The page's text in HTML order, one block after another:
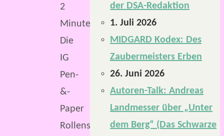
2
Minuten
Die
IG
Pen-
&-
Paper
Rollenspiel
der DSA-Redaktion
1. Juli 2026
MIDGARD Kodex: Des
Zaubermeisters Erben
26. Juni 2026
Autoren-Talk: Andreas
Landmesser über „Unter
dem Berg“ (Das Schwarze